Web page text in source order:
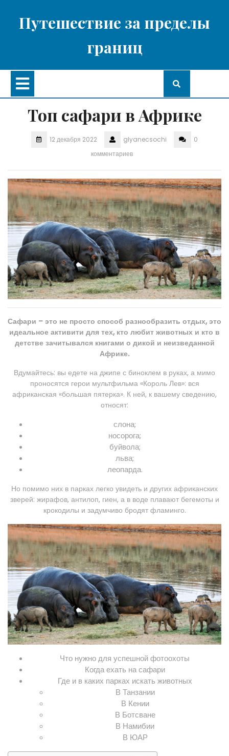
содержимому
Путешествие за пределы
границ
Открыть
Топ сафари в Африке
12 декабря 2022 glyanecsochi
0
комментариев
Сафари – это не просто способ разнообразить отдых, это
идеальное активити для тех, кто любит животных и кто в
детстве зачитывался книгами о дикой и неизведанной
Африке.
Вдумайтесь: вы едете на джипе с биноклем в руках, а мимо
проносятся герои мультфильма «Король Лев»: вся
африканская «большая пятерка». К ней, к вашему сведению,
относят:
слона;
носорога;
буйвола;
льва;
леопарда.
Но помимо них в парках легко увидеть и других африканских
зверей: жирафов, антилоп, гиен, а в воде плавают бегемоты и
крокодилы и задумчиво бродят фламинго.
Что нужно для успешной фотоохоты
Когда ехать на сафари
Где и в каких парках искать животных
В Танзании
В Кении
В Ботсване
В Намибии
В ЮАР